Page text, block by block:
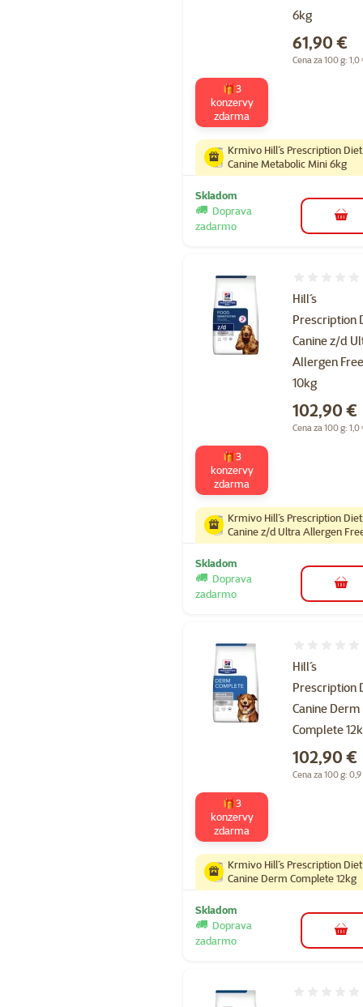
6kg
Cena
61,90 €
Cena za 100 g:
🎁3
konzervy
zdarma
Krmivo Hill´s Prescription Diet
Canine Metabolic Mini 6kg
Skladom
Doprava
zadarmo
do
Hill´s
Prescription
Canine z/d
Allergen
10kg
Cena
102,90 €
Cena za 100 g:
🎁3
konzervy
zdarma
Krmivo Hill´s Prescription Diet
Canine z/d Ultra Allergen
10kg
Skladom
Doprava
zadarmo
do
Hill´s
Prescription
Canine Derm
Complete
Cena
102,90 €
Cena za 100 g:
🎁3
konzervy
zdarma
Krmivo Hill´s Prescription Diet
Canine Derm Complete 12kg
Skladom
Doprava
zadarmo
do